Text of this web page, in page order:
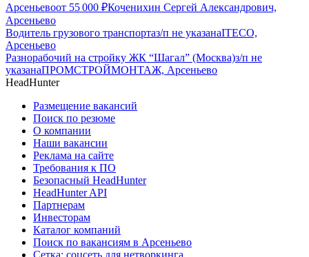
Арсеньевоот 55 000 ₽Коченихин Сергей Александрович,
Арсеньево
Водитель грузового транспортаз/п не указанаITECO,
Арсеньево
Разнорабочий на стройку ЖК “Шагал” (Москва)з/п не
указанаПРОМСТРОЙМОНТАЖ, Арсеньево
HeadHunter
Размещение вакансий
Поиск по резюме
О компании
Наши вакансии
Реклама на сайте
Требования к ПО
Безопасный HeadHunter
HeadHunter API
Партнерам
Инвесторам
Каталог компаний
Поиск по вакансиям в Арсеньево